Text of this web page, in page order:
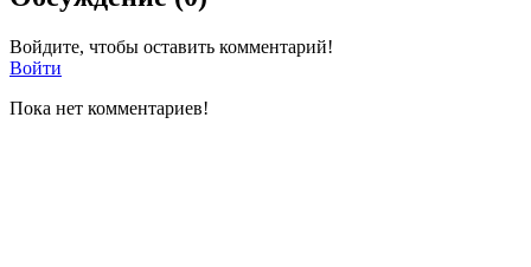
Войдите, чтобы оставить комментарий!
Войти
Пока нет комментариев!